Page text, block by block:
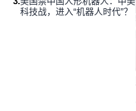
科技战，进入“机器人时代”？